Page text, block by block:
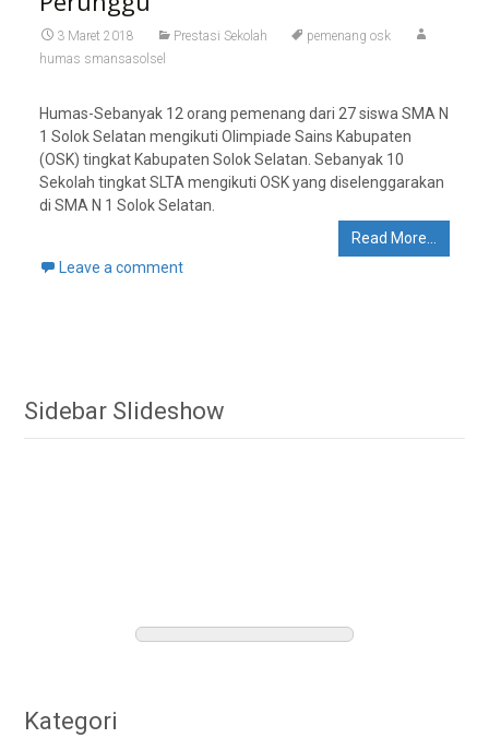
3 Maret 2018 Prestasi Sekolah
pemenang osk
humas smansasolsel
Humas-Sebanyak 12 orang pemenang dari 27 siswa SMA N
1 Solok Selatan mengikuti Olimpiade Sains Kabupaten
(OSK) tingkat Kabupaten Solok Selatan. Sebanyak 10
Sekolah tingkat SLTA mengikuti OSK yang diselenggarakan
di SMA N 1 Solok Selatan.
Read More…
Leave a comment
Sidebar Slideshow
Kategori